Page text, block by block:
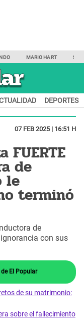
MARIO HART
DEPORTES
07 FEB 2025 | 16:51 H
FUERTE
de
le
terminó
de
con sus
El Popular
de su matrimonio:
sobre el fallecimiento